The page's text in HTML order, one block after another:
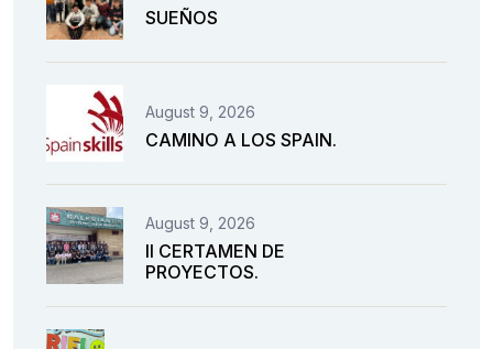
SUEÑOS
August 9, 2026
CAMINO A LOS SPAIN.
August 9, 2026
II CERTAMEN DE
PROYECTOS.